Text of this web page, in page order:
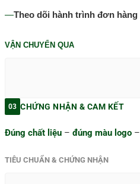
—Theo dõi hành trình đơn hàng
VẬN CHUYỂN QUA
03 CHỨNG NHẬN & CAM KẾT
Đúng chất liệu – đúng màu logo –
TIÊU CHUẨN & CHỨNG NHẬN